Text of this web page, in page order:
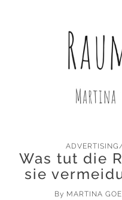
Was tut die
sie
By MARTINA